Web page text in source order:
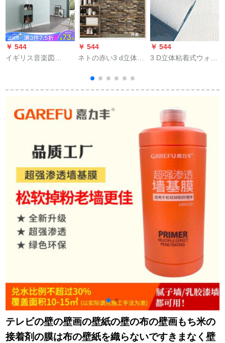
￥ 544
イギリス音楽図
ビ背景の壁現代簡約
DSF-6668-3【高級雅
￥ 544
ネトの赤い3 d立体は
いるところと贴って
います。防水性防湿
式の壁紙を貼りま
￥ 544
3 D立体粘着式ウォー
イルバックの壁紙
テレビの壁の壁画の壁紙の壁の布の壁画もち米の
接着剤の膜は布の壁紙を織らないですきまなく壁